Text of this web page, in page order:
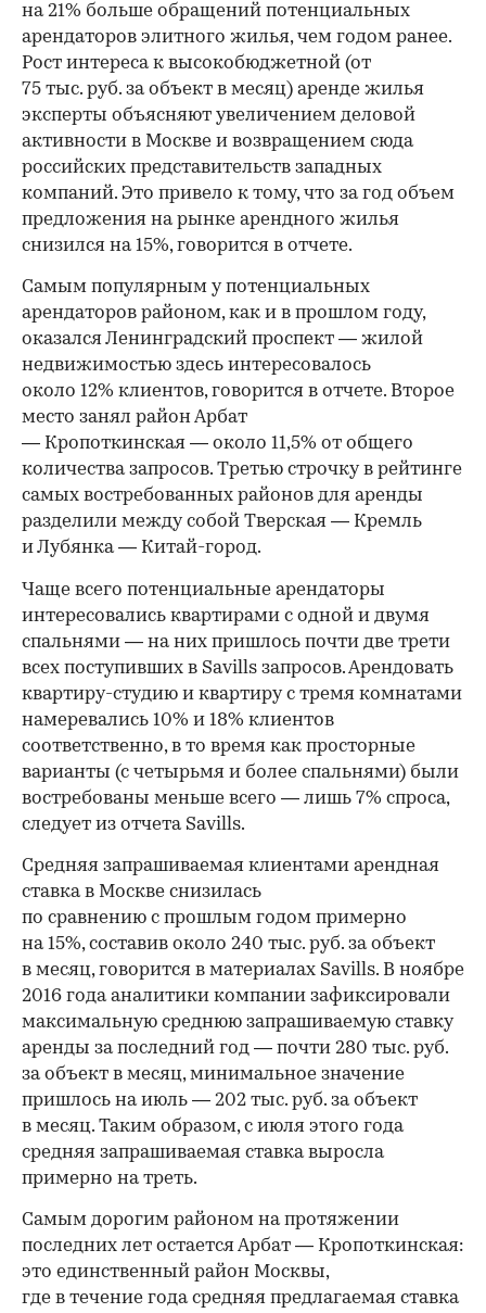
на 21% больше обращений потенциальных
арендаторов элитного жилья, чем годом ранее.
Рост интереса к высокобюджетной (от
75 тыс. руб. за объект в месяц) аренде жилья
эксперты объясняют увеличением деловой
активности в Москве и возвращением сюда
российских представительств западных
компаний. Это привело к тому, что за год объем
предложения на рынке арендного жилья
снизился на 15%, говорится в отчете.
Самым популярным у потенциальных
арендаторов районом, как и в прошлом году,
оказался Ленинградский проспект — жилой
недвижимостью здесь интересовалось
около 12% клиентов, говорится в отчете. Второе
место занял район Арбат
— Кропоткинская — около 11,5% от общего
количества запросов. Третью строчку в рейтинге
самых востребованных районов для аренды
разделили между собой Тверская — Кремль
и Лубянка — Китай-город.
00:00 / 00:00
Чаще всего потенциальные арендаторы
интересовались квартирами с одной и двумя
спальнями — на них пришлось почти две трети
всех поступивших в Savills запросов. Арендовать
квартиру-студию и квартиру с тремя комнатами
намеревались 10% и 18% клиентов
соответственно, в то время как просторные
варианты (с четырьмя и более спальнями) были
востребованы меньше всего — лишь 7% спроса,
следует из отчета Savills.
Средняя запрашиваемая клиентами арендная
ставка в Москве снизилась
по сравнению с прошлым годом примерно
на 15%, составив около 240 тыс. руб. за объект
в месяц, говорится в материалах Savills. В ноябре
2016 года аналитики компании зафиксировали
максимальную среднюю запрашиваемую ставку
аренды за последний год — почти 280 тыс. руб.
за объект в месяц, минимальное значение
пришлось на июль — 202 тыс. руб. за объект
в месяц. Таким образом, с июля этого года
средняя запрашиваемая ставка выросла
примерно на треть.
Самым дорогим районом на протяжении
последних лет остается Арбат — Кропоткинская:
это единственный район Москвы,
где в течение года средняя предлагаемая ставка